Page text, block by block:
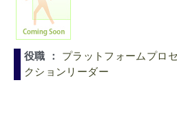
役職 ： プラットフォームプロ
クションリーダー